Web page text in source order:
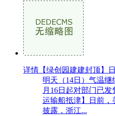
详情【绿创园建建封顶】
明天（14日）气温继
月16日起对部门已
运输船抵津】日前，
披露，浙江...